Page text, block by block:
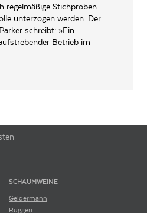
regelmäßige Stichproben
unterzogen werden. Der
schreibt: »Ein
Betrieb im
SCHAUMWEINE
Geldermann
Ruggeri